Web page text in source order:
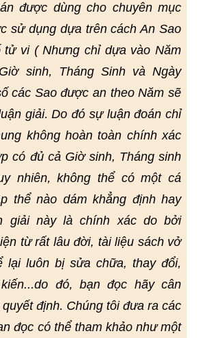
được dùng cho chuyên mục
sử dụng dựa trên cách An Sao
tử vi ( Nhưng chỉ dựa vào Năm
sinh, Tháng Sinh và Ngày
các Sao được an theo Năm sẽ
giải. Do đó sự luận đoán chỉ
không hoàn toàn chính xác
có đủ cả Giờ sinh, Tháng sinh
nhiên, không thể có một cá
thể nào dám khẳng định hay
giải này là chính xác do bởi
từ rất lâu đời, tài liệu sách vở
lại luôn bị sửa chữa, thay đổi,
đó, bạn đọc hãy cân
định. Chúng tôi đưa ra các
đọc có thể tham khảo như một